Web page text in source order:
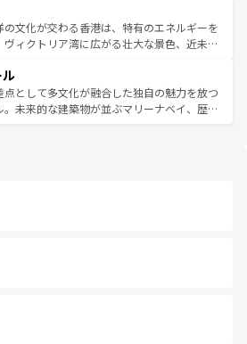
バインミー、ベトナムコーヒーなどは、ぜ
いたい。どの地域を訪れてもあたたかい人々
えてくれるので、きっと忘れられない旅にな
。
ている。北部ではチェンマイなどの山岳地
れ合い、南部ではプーケットやクラビの美し
ゾート気分を楽しむことができる。タイ料理
一年中温暖で、どの季節にも異なる楽しみ
。親しみやすいタイの人々、仏教を中心とし
て多様な観光資源が、訪れる旅人を魅了し続
の文化が交わる香港は、特有のエネルギーを
ヴィクトリア湾に広がる壮大な景色、近未来
ても感動するはず。観光スポットが密集し
よく見どころを回れるのも魅力。息をのむよ
文化的な体験まで、香港を存分に楽しみ尽く
点として多文化が融合した独自の魅力を放つ
。未来的な建築物が並ぶマリーナベイ、歴史
は地元の風情を楽しめる外せないスポット